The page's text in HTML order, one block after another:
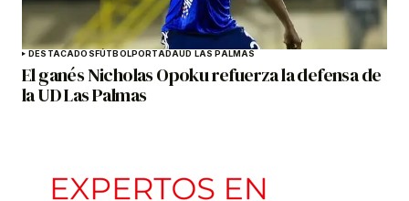
DESTACADOSFÚTBOLPORTADAUD LAS PALMAS
El ganés Nicholas Opoku refuerza la defensa de
la UD Las Palmas